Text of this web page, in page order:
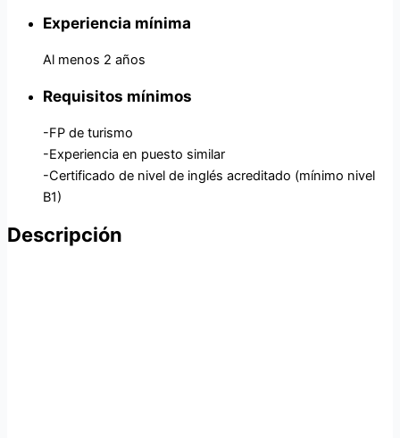
Experiencia mínima
Al menos 2 años
Requisitos mínimos
-FP de turismo
-Experiencia en puesto similar
-Certificado de nivel de inglés acreditado (mínimo nivel
B1)
Descripción